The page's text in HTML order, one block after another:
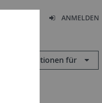
ANMELDEN
Informationen für